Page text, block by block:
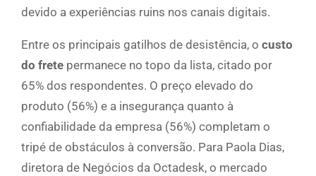
devido a experiências ruins nos canais digitais.
Entre os principais gatilhos de desistência, o custo
do frete permanece no topo da lista, citado por
65% dos respondentes. O preço elevado do
produto (56%) e a insegurança quanto à
confiabilidade da empresa (56%) completam o
tripé de obstáculos à conversão. Para Paola Dias,
diretora de Negócios da Octadesk, o mercado